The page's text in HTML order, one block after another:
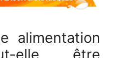
alimentation
elle être